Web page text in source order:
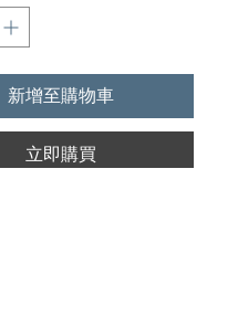
新增至購物車
立即購買